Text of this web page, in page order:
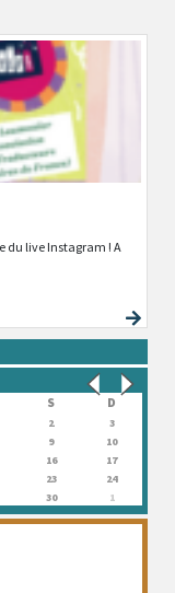
du live Instagram ! A
S D
2
3
9
10
16
17
23
24
30 1